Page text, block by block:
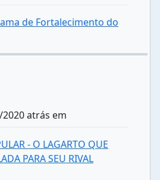
de Fortalecimento do
atrás em
- O LAGARTO QUE
PARA SEU RIVAL